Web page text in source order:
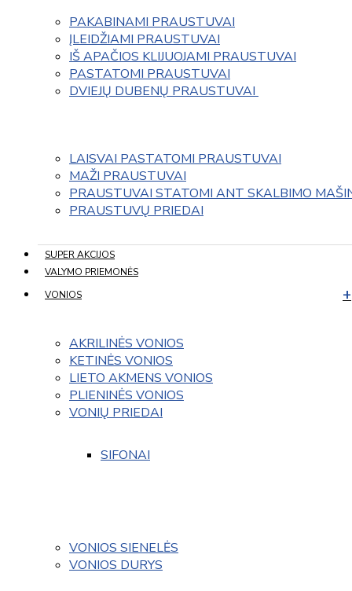
PAKABINAMI PRAUSTUVAI
ĮLEIDŽIAMI PRAUSTUVAI
IŠ APAČIOS KLIJUOJAMI PRAUSTUVAI
PASTATOMI PRAUSTUVAI
DVIEJŲ DUBENŲ PRAUSTUVAI
LAISVAI PASTATOMI PRAUSTUVAI
MAŽI PRAUSTUVAI
PRAUSTUVAI STATOMI ANT SKALBIMO
PRAUSTUVŲ PRIEDAI
SUPER AKCIJOS
VALYMO PRIEMONĖS
VONIOS
AKRILINĖS VONIOS
KETINĖS VONIOS
LIETO AKMENS VONIOS
PLIENINĖS VONIOS
VONIŲ PRIEDAI
SIFONAI
VONIOS SIENELĖS
VONIOS DURYS